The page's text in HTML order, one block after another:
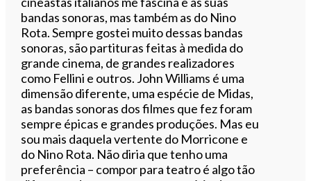
bandas sonoras, mas também as do Nino
Rota. Sempre gostei muito dessas bandas
sonoras, são partituras feitas à medida do
grande cinema, de grandes realizadores
como Fellini e outros. John Williams é uma
dimensão diferente, uma espécie de Midas,
as bandas sonoras dos filmes que fez foram
sempre épicas e grandes produções. Mas eu
sou mais daquela vertente do Morricone e
do Nino Rota. Não diria que tenho uma
preferência – compor para teatro é algo tão